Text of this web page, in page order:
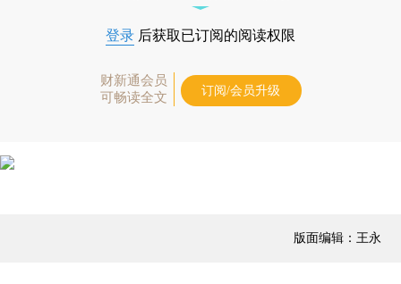
登录 后获取已订阅的阅读权限
财新通会员
可畅读全文
订阅/会员升级
版面编辑：王永